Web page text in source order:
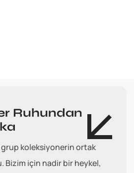
Ruhundan
grup koleksiyonerin ortak
için nadir bir heykel,